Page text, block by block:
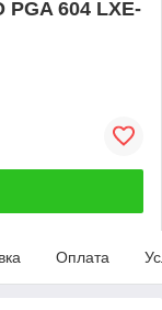
PGA 604 LXE-
Оплата